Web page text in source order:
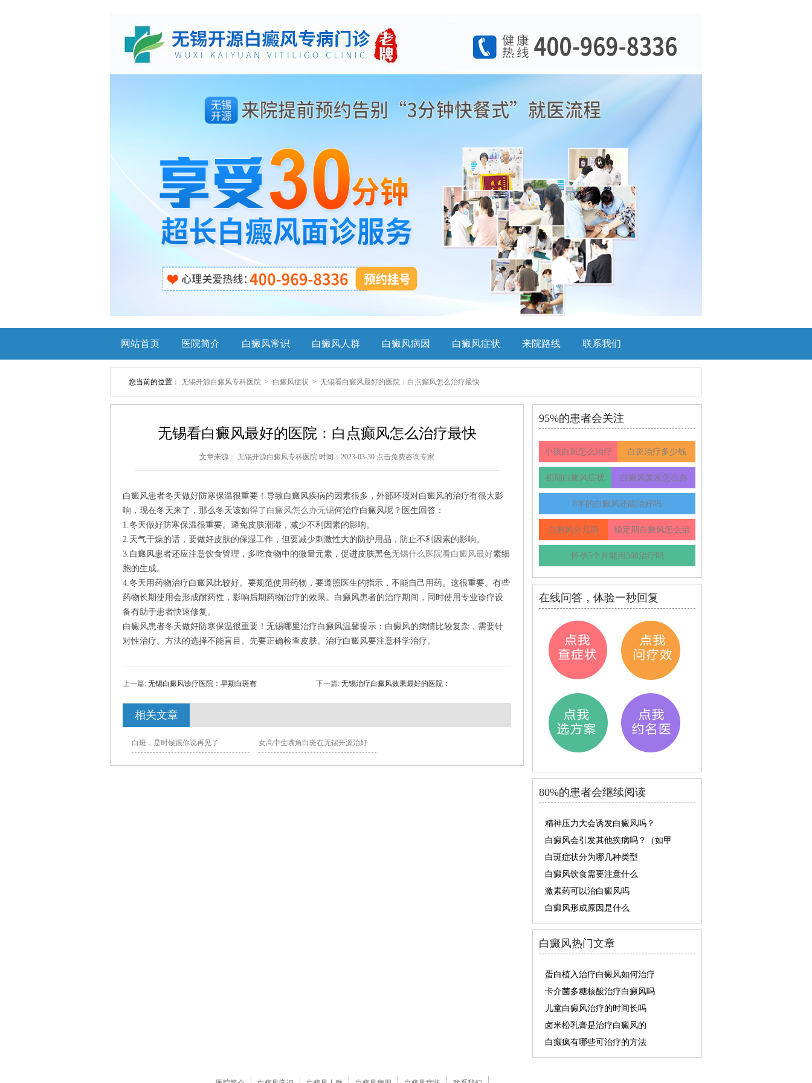
网站首页 医院简介 白癜风常识 白癜风人群 白癜风病因 白癜风症状 来院路线 联系我们
您当前的位置： 无锡开源白癜风专科医院 > 白癜风症状 > 无锡看白癜风最好的医院：白点癫风怎么治疗最快
无锡看白癜风最好的医院：白点癫风怎么治疗最快
文章来源： 无锡开源白癜风专科医院 时间：2023-03-30 点击免费咨询专家
白癜风患者冬天做好防寒保温很重要！导致白癜风疾病的因素很多，外部环境对白癜风的治疗有很大影
响，现在冬天来了，那么冬天该如得了白癜风怎么办无锡何治疗白癜风呢？医生回答：
1.冬天做好防寒保温很重要。避免皮肤潮湿，减少不利因素的影响。
2.天气干燥的话，要做好皮肤的保湿工作，但要减少刺激性大的防护用品，防止不利因素的影响。
3.白癜风患者还应注意饮食管理，多吃食物中的微量元素，促进皮肤黑色无锡什么医院看白癜风最好素细
胞的生成。
4.冬天用药物治疗白癜风比较好。要规范使用药物，要遵照医生的指示，不能自己用药。这很重要。有些
药物长期使用会形成耐药性，影响后期药物治疗的效果。白癜风患者的治疗期间，同时使用专业诊疗设
备有助于患者快速修复。
白癜风患者冬天做好防寒保温很重要！无锡哪里治疗白癜风温馨提示：白癜风的病情比较复杂，需要针
对性治疗。方法的选择不能盲目。先要正确检查皮肤。治疗白癜风要注意科学治疗。
上一篇: 无锡白癜风诊疗医院：早期白斑有 下一篇: 无锡治疗白癜风效果最好的医院：
相关文章
白斑，是时候跟你说再见了 女高中生嘴角白斑在无锡开源治好
95%的患者会关注
小孩白斑怎么治疗 白斑治疗多少钱
初期白癜风症状 白癜风复发怎么办
8年的白癜风还能治好吗
白癜风分几期 稳定期白癜风怎么治
怀孕5个月能用308治疗吗
在线问答，体验一秒回复
80%的患者会继续阅读
精神压力大会诱发白癜风吗？
白癜风会引发其他疾病吗？（如甲
白斑症状分为哪几种类型
白癜风饮食需要注意什么
激素药可以治白癜风吗
白癜风形成原因是什么
白癜风热门文章
蛋白植入治疗白癜风如何治疗
卡介菌多糖核酸治疗白癜风吗
儿童白癜风治疗的时间长吗
卤米松乳膏是治疗白癜风的
白癫疯有哪些可治疗的方法